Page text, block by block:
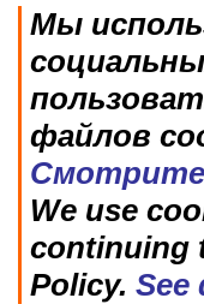
Мы
файлов
We use
continuing
Policy. See